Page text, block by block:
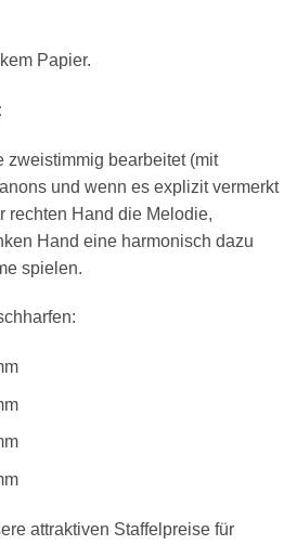
Papier.
zweistimmig bearbeitet (mit
und wenn es explizit vermerkt
rechten Hand die Melodie,
Hand eine harmonisch dazu
spielen.
attraktiven Staffelpreise für